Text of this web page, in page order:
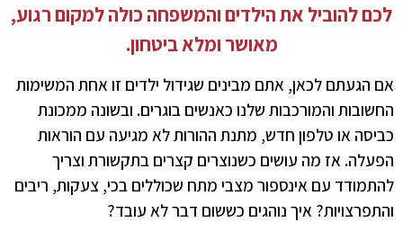
לכם להוביל את הילדים והמשפחה כולה למקום רגוע,
מאושר ומלא ביטחון.
אם הגעתם לכאן, אתם מבינים שגידול ילדים זו אחת המשימות
החשובות והמורכבות שלנו כאנשים בוגרים. ובשונה ממכונת
כביסה או טלפון חדש, מתנת ההורות לא מגיעה עם הוראות
הפעלה. אז מה עושים כשנוצרים קצרים בתקשורת וצריך
להתמודד עם אינספור מצבי מתח שכוללים בכי, צעקות, ריבים
והתפרצויות? איך נוהגים כששום דבר לא עובד?